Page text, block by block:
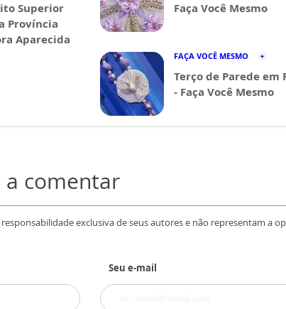
Superior
Província
Aparecida
Faça Você Mesmo
FAÇA VOCÊ MESMO
Terço de Parede em
- Faça Você Mesmo
comentar
exclusiva de seus autores e não representam a
Seu e-mail